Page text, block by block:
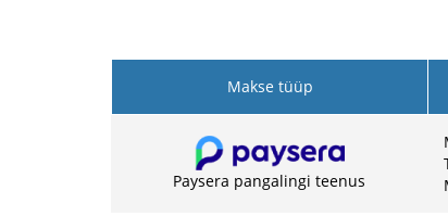
Makse tüüp
Paysera pangalingi teenus